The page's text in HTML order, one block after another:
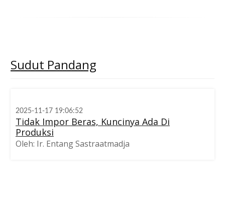
Sudut Pandang
2025-11-17 19:06:52
Tidak Impor Beras, Kuncinya Ada Di
Produksi
Oleh: Ir. Entang Sastraatmadja